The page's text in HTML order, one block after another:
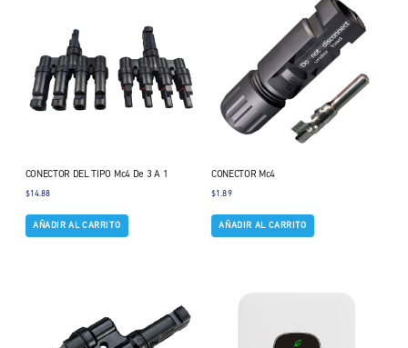
CONECTOR DEL TIPO Mc4 De 3 A 1
$14.88
AÑADIR AL CARRITO
CONECTOR Mc4
$1.89
AÑADIR AL CARRITO